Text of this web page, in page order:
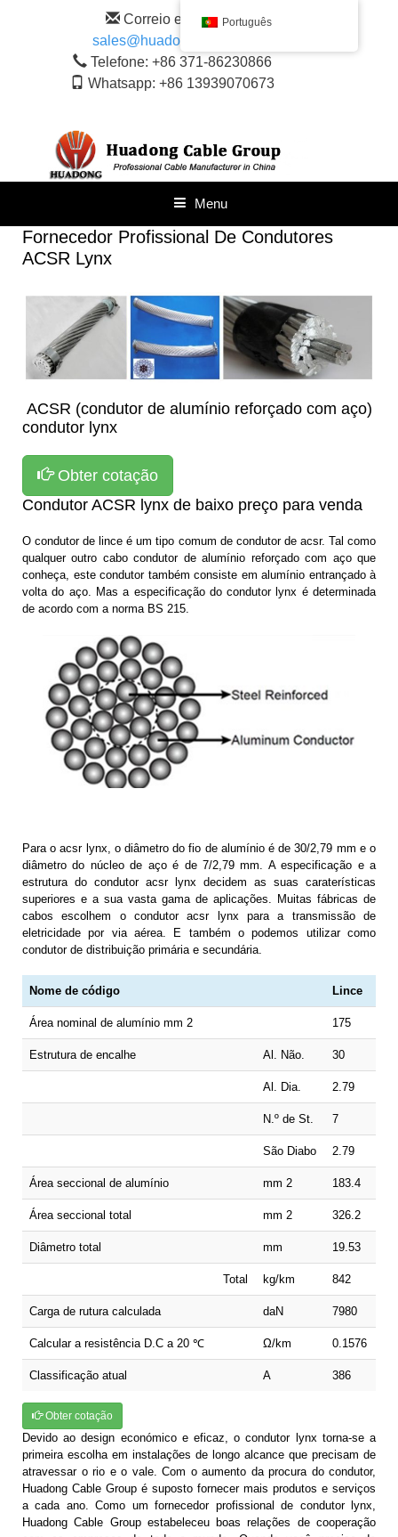
Correio eletrónico:
sales@huadongacsr.com
Telefone: +86 371-86230866
Whatsapp: +86 13939070673
Menu
Fornecedor Profissional De Condutores
ACSR Lynx
ACSR (condutor de alumínio reforçado com aço)
condutor lynx
Obter cotação
Condutor ACSR lynx de baixo preço para venda
O condutor de lince é um tipo comum de condutor de acsr. Tal como
qualquer outro cabo condutor de alumínio reforçado com aço que
conheça, este condutor também consiste em alumínio entrançado à
volta do aço. Mas a especificação do condutor lynx é determinada
de acordo com a norma BS 215.
Para o acsr lynx, o diâmetro do fio de alumínio é de 30/2,79 mm e o
diâmetro do núcleo de aço é de 7/2,79 mm. A especificação e a
estrutura do condutor acsr lynx decidem as suas caraterísticas
superiores e a sua vasta gama de aplicações. Muitas fábricas de
cabos escolhem o condutor acsr lynx para a transmissão de
eletricidade por via aérea. E também o podemos utilizar como
condutor de distribuição primária e secundária.
Nome de código Lince
Área nominal de alumínio mm 2 175
Estrutura de encalhe Al. Não. 30
Al. Dia. 2.79
N.º de St. 7
São Diabo 2.79
Área seccional de alumínio mm 2 183.4
Área seccional total mm 2 326.2
Diâmetro total mm 19.53
Total kg/km 842
Carga de rutura calculada daN 7980
Calcular a resistência D.C a 20 ℃ Ω/km 0.1576
Classificação atual A 386
Obter cotação
Devido ao design económico e eficaz, o condutor lynx torna-se a
primeira escolha em instalações de longo alcance que precisam de
atravessar o rio e o vale. Com o aumento da procura do condutor,
Huadong Cable Group é suposto fornecer mais produtos e serviços
a cada ano. Como um fornecedor profissional de condutor lynx,
Huadong Cable Group estabeleceu boas relações de cooperação
Português